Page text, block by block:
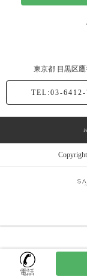
東京都 目黒区鷹
TEL:03-6412-
電話